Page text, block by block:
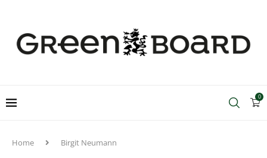
0
Home Birgit Neumann